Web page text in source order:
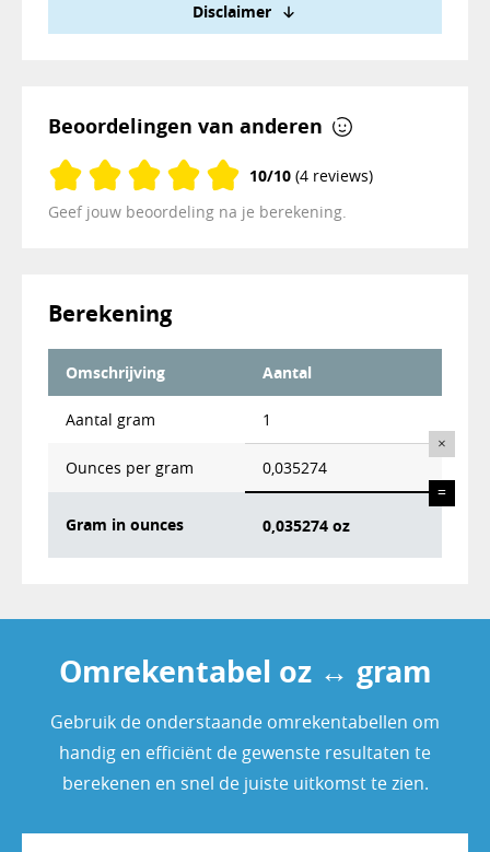
Berekening
Omschrijving Aantal
Aantal gram 1
Ounces per gram
×
0,035274
Gram in ounces
=
0,035274 oz
Disclaimer
Beoordelingen van anderen
10/10 (4 reviews)
Geef jouw beoordeling na je berekening.
Omrekentabel oz ↔ gram
Gebruik de onderstaande omrekentabellen om
handig en efficiënt de gewenste resultaten te
berekenen en snel de juiste uitkomst te zien.